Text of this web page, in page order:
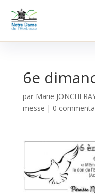
6e
par Marie
messe | 0